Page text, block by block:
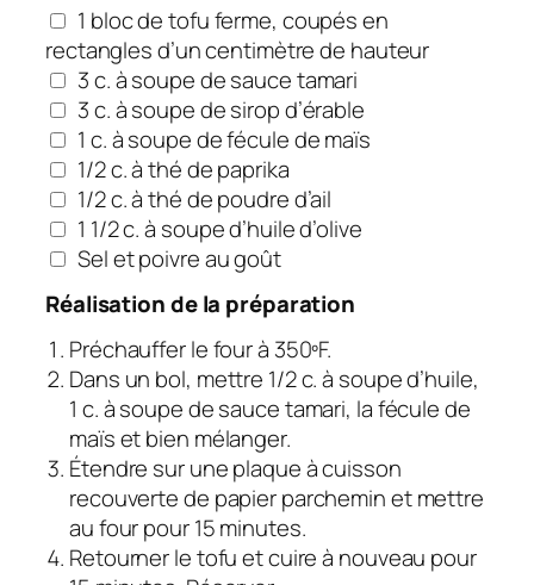
1 bloc de tofu ferme, coupés en
rectangles d’un centimètre de hauteur
3 c. à soupe de sauce tamari
3 c. à soupe de sirop d’érable
1 c. à soupe de fécule de maïs
1/2 c. à thé de paprika
1/2 c. à thé de poudre d’ail
1 1/2 c. à soupe d’huile d’olive
Sel et poivre au goût
Réalisation de la préparation
Préchauffer le four à 350ºF.
Dans un bol, mettre 1/2 c. à soupe d’huile,
1 c. à soupe de sauce tamari, la fécule de
maïs et bien mélanger.
Étendre sur une plaque à cuisson
recouverte de papier parchemin et mettre
au four pour 15 minutes.
Retourner le tofu et cuire à nouveau pour